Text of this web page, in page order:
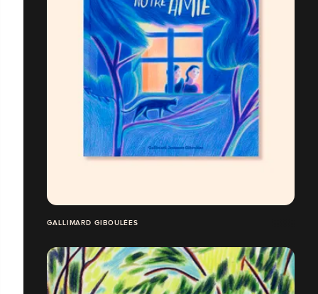
GALLIMARD GIBOULÉES